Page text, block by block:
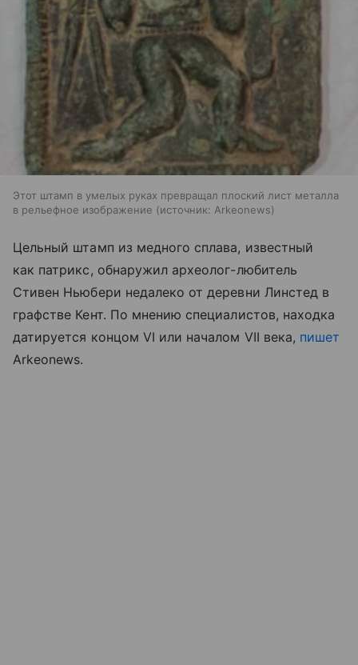
Этот штамп в умелых руках превращал плоский лист металла
в рельефное изображение
источник: Arkeonews
Цельный штамп из медного сплава, известный
как патрикс, обнаружил археолог-любитель
Стивен Ньюбери недалеко от деревни Линстед в
графстве Кент. По мнению специалистов, находка
датируется концом VI или началом VII века, пишет
Arkeonews.